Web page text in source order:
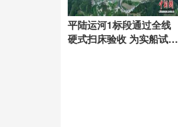
平陆运河1标段通过全线
硬式扫床验收 为实船试航